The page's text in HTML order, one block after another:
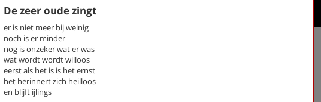
een gedicht
/ titel gedicht
De zeer oude zingt
er is niet meer bij weinig
noch is er minder
nog is onzeker wat er was
wat wordt wordt willoos
eerst als het is is het ernst
het herinnert zich heilloos
en blijft ijlings